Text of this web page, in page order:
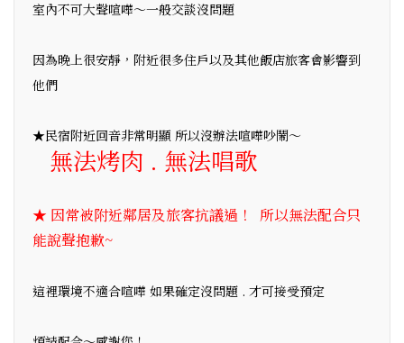
室內不可大聲喧嘩～一般交談沒問題
因為晚上很安靜，附近很多住戶以及其他飯店旅客會影響到
他們
★民宿附近回音非常明顯 所以沒辦法喧嘩吵鬧～
無法烤肉 . 無法唱歌
★ 因常被附近鄰居及旅客抗議過！ 所以無法配合只
能說聲抱歉~
這裡環境不適合喧嘩 如果確定沒問題 . 才可接受預定